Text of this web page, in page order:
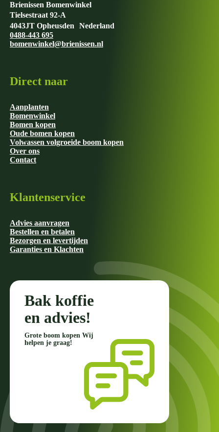
Brienissen Bomenwinkel
Tielsestraat 92-A
4043JT Opheusden Nederland
0488-443 695
bomenwinkel@brienissen.nl
Direct naar
Aanplanten
Bomenwinkel
Bomen kopen
Oude bomen kopen
Volwassen volgroeide boom kopen
Over ons
Contact
Klantenservice
Advies aanvragen
Bestellen en betalen
Bezorgen en levertijden
Garanties en Klachten
Bak koffie
en advies!
Grote boom kopen Wij
helpen je graag!